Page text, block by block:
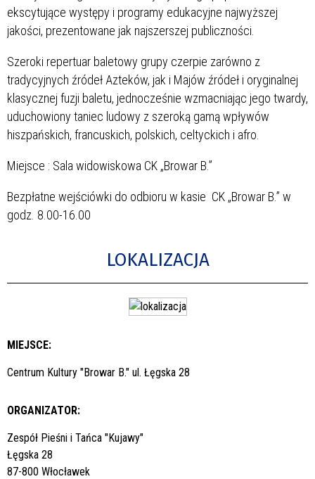
ekscytujące występy i programy edukacyjne najwyższej
jakości, prezentowane jak najszerszej publiczności.
Szeroki repertuar baletowy grupy czerpie zarówno z
tradycyjnych źródeł Azteków, jak i Majów źródeł i oryginalnej
klasycznej fuzji baletu, jednocześnie wzmacniając jego twardy,
uduchowiony taniec ludowy z szeroką gamą wpływów
hiszpańskich, francuskich, polskich, celtyckich i afro.
Miejsce : Sala widowiskowa CK „Browar B.”
Bezpłatne wejściówki do odbioru w kasie CK „Browar B.” w
godz. 8.00-16.00
LOKALIZACJA
MIEJSCE:
Centrum Kultury "Browar B." ul. Łęgska 28
ORGANIZATOR:
Zespół Pieśni i Tańca "Kujawy"
Łęgska 28
87-800 Włocławek